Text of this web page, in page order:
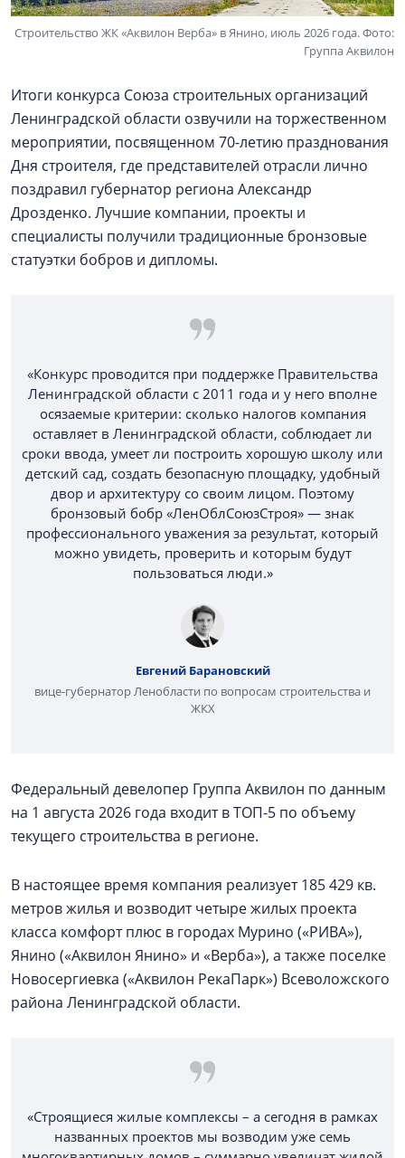
Строительство ЖК «Аквилон Верба» в Янино, июль 2026 года. Фото:
Группа Аквилон
Итоги конкурса Союза строительных организаций
Ленинградской области озвучили на торжественном
мероприятии, посвященном 70-летию празднования
Дня строителя, где представителей отрасли лично
поздравил губернатор региона Александр
Дрозденко. Лучшие компании, проекты и
специалисты получили традиционные бронзовые
статуэтки бобров и дипломы.
«Конкурс проводится при поддержке Правительства
Ленинградской области с 2011 года и у него вполне
осязаемые критерии: сколько налогов компания
оставляет в Ленинградской области, соблюдает ли
сроки ввода, умеет ли построить хорошую школу или
детский сад, создать безопасную площадку, удобный
двор и архитектуру со своим лицом. Поэтому
бронзовый бобр «ЛенОблСоюзСтроя» — знак
профессионального уважения за результат, который
можно увидеть, проверить и которым будут
пользоваться люди.»
Евгений Барановский
вице-губернатор Ленобласти по вопросам строительства и
ЖКХ
Федеральный девелопер Группа Аквилон по данным
на 1 августа 2026 года входит в ТОП-5 по объему
текущего строительства в регионе.
В настоящее время компания реализует 185 429 кв.
метров жилья и возводит четыре жилых проекта
класса комфорт плюс в городах Мурино («РИВА»),
Янино («Аквилон Янино» и «Верба»), а также поселке
Новосергиевка («Аквилон РекаПарк») Всеволожского
района Ленинградской области.
«Строящиеся жилые комплексы – а сегодня в рамках
названных проектов мы возводим уже семь